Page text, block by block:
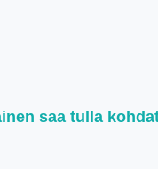
saa tulla